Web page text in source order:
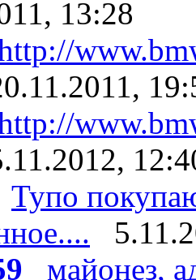
13:28
Тупо
майонез,